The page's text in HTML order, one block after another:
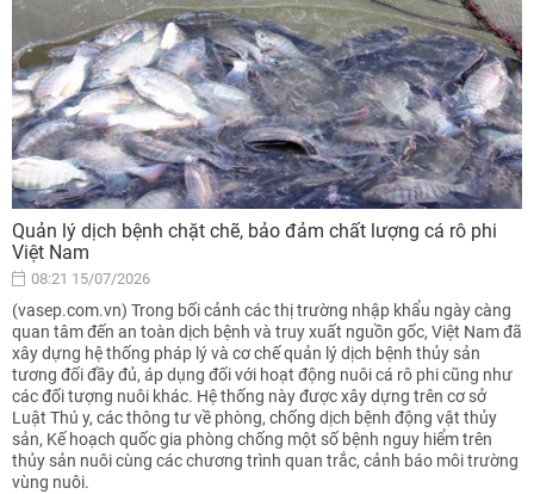
Quản lý dịch bệnh chặt chẽ, bảo đảm chất lượng cá rô phi
Việt Nam
08:21 15/07/2026
(vasep.com.vn) Trong bối cảnh các thị trường nhập khẩu ngày càng
quan tâm đến an toàn dịch bệnh và truy xuất nguồn gốc, Việt Nam đã
xây dựng hệ thống pháp lý và cơ chế quản lý dịch bệnh thủy sản
tương đối đầy đủ, áp dụng đối với hoạt động nuôi cá rô phi cũng như
các đối tượng nuôi khác. Hệ thống này được xây dựng trên cơ sở
Luật Thú y, các thông tư về phòng, chống dịch bệnh động vật thủy
sản, Kế hoạch quốc gia phòng chống một số bệnh nguy hiểm trên
thủy sản nuôi cùng các chương trình quan trắc, cảnh báo môi trường
vùng nuôi.